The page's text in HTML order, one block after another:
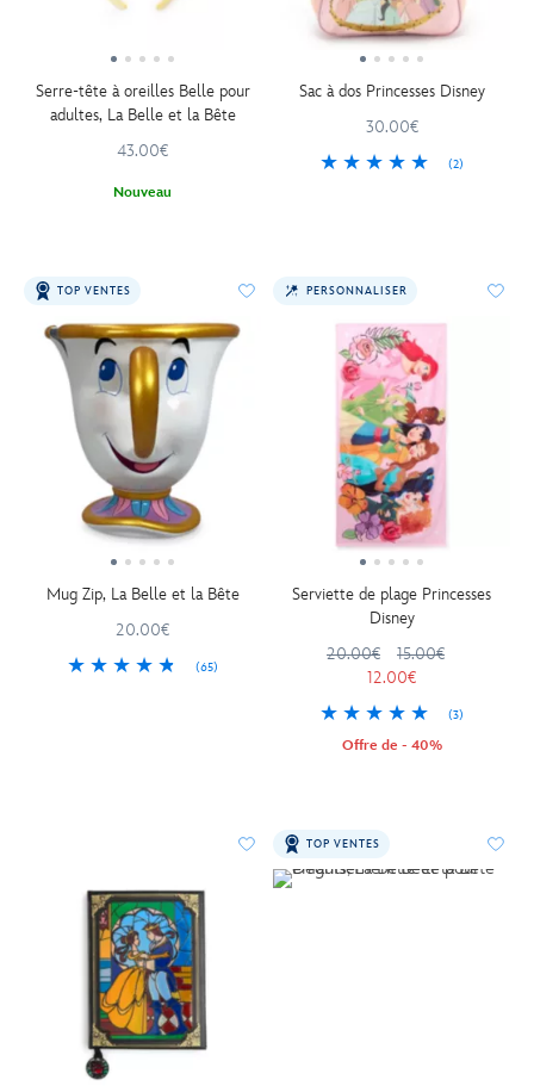
Serre-tête à oreilles Belle pour
adultes, La Belle et la Bête
43.00€
Nouveau
Sac à dos Princesses Disney
30.00€
(2)
TOP VENTES
Mug Zip, La Belle et la Bête
20.00€
(65)
PERSONNALISER
Serviette de plage Princesses
Disney
20.00€
15.00€
12.00€
(3)
Offre de - 40%
TOP VENTES